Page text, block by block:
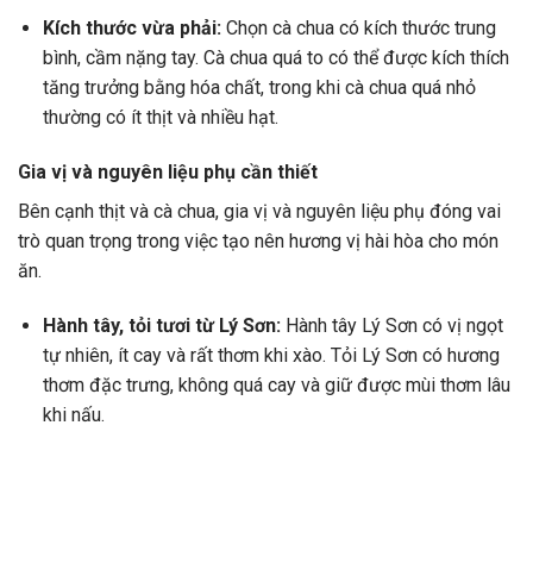
Kích thước vừa phải: Chọn cà chua có kích thước trung
bình, cầm nặng tay. Cà chua quá to có thể được kích thích
tăng trưởng bằng hóa chất, trong khi cà chua quá nhỏ
thường có ít thịt và nhiều hạt.
Gia vị và nguyên liệu phụ cần thiết
Bên cạnh thịt và cà chua, gia vị và nguyên liệu phụ đóng vai
trò quan trọng trong việc tạo nên hương vị hài hòa cho món
ăn.
Hành tây, tỏi tươi từ Lý Sơn: Hành tây Lý Sơn có vị ngọt
tự nhiên, ít cay và rất thơm khi xào. Tỏi Lý Sơn có hương
thơm đặc trưng, không quá cay và giữ được mùi thơm lâu
khi nấu.